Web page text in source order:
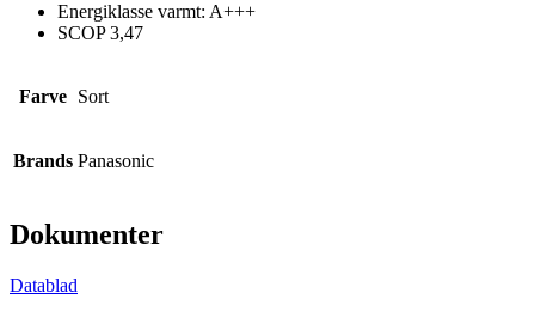
Energiklasse varmt: A+++
SCOP 3,47
Farve Sort
Brands Panasonic
Dokumenter
Datablad